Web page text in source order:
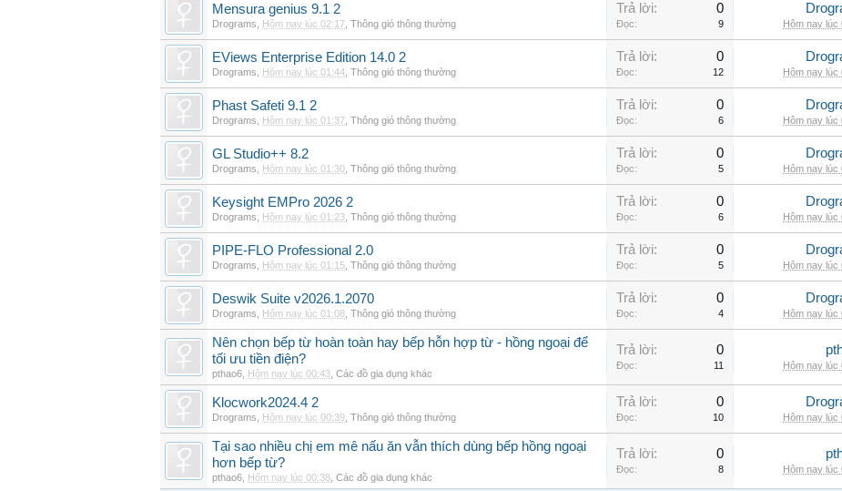
Mensura genius 9.1 2
Drograms Hôm nay lúc 02:17 Thông gió thông thường
Trả lời: 0
Đọc: 9 Hôm nay lúc
EViews Enterprise Edition 14.0 2
Drograms Hôm nay lúc 01:44 Thông gió thông thường
Trả lời: 0
Đọc: 12 Hôm nay lúc
Phast Safeti 9.1 2
Drograms Hôm nay lúc 01:37 Thông gió thông thường
Trả lời: 0
Đọc: 6 Hôm nay lúc
GL Studio++ 8.2
Drograms Hôm nay lúc 01:30 Thông gió thông thường
Trả lời: 0
Đọc: 5 Hôm nay lúc
Keysight EMPro 2026 2
Drograms Hôm nay lúc 01:23 Thông gió thông thường
Trả lời: 0
Đọc: 6 Hôm nay lúc
PIPE-FLO Professional 2.0
Drograms Hôm nay lúc 01:15 Thông gió thông thường
Trả lời: 0
Đọc: 5 Hôm nay lúc
Deswik Suite v2026.1.2070
Drograms Hôm nay lúc 01:08 Thông gió thông thường
Trả lời: 0
Đọc: 4 Hôm nay lúc
Nên chọn bếp từ hoàn toàn hay bếp hỗn hợp từ - hồng ngoại để
tối ưu tiền điện?
pthao6 Hôm nay lúc 00:43 Các đồ gia dụng khác
Trả lời: 0
Đọc: 11 Hôm nay lúc
Klocwork2024.4 2
Drograms Hôm nay lúc 00:39 Thông gió thông thường
Trả lời: 0
Đọc: 10 Hôm nay lúc
Tại sao nhiều chị em mê nấu ăn vẫn thích dùng bếp hồng ngoại
hơn bếp từ?
pthao6 Hôm nay lúc 00:38 Các đồ gia dụng khác
Trả lời: 0
Đọc: 8 Hôm nay lúc